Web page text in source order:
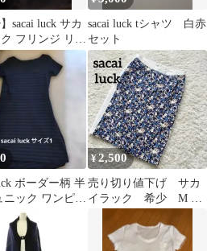
】sacai luck サカ
フリンジ リネ
ャツ
sacai luck tシャツ 白赤
セット
ボーダー柄 半
ック ワンピー
ビー
¥2,500
売り切り値下げ サカ
イラック 希少 M 花
ート ブルー 総柄